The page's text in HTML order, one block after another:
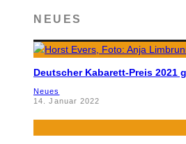
NEUES
Deutscher Kabarett-Preis 2021
Neues
14. Januar 2022